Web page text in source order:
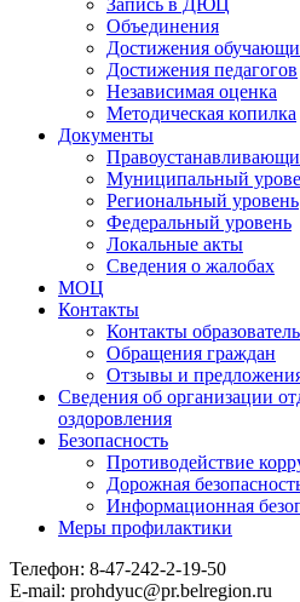
Запись в ДЮЦ
Объединения
Достижения
Достижения педагогов
Независимая оценка
Методическая копилка
Документы
Муниципальный
Региональный уровень
Федеральный уровень
Локальные акты
Сведения о жалобах
МОЦ
Контакты
Контакты
Обращения граждан
Отзывы и
Сведения об организации
оздоровления
Безопасность
Противодействие
Дорожная
Информационная
Меры профилактики
Телефон: 8-47-242-2-19-50
E-mail: prohdyuc@pr.belregion.ru